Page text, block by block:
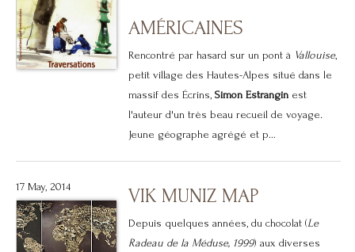
AMÉRICAINES
Rencontré par hasard sur un pont à Vallouise,
petit village des Hautes-Alpes situé dans le
massif des Écrins, Simon Estranginest
l'auteur d'un très beau recueil de voyage.
Jeune géographe agrégé et p...
17 May, 2014 VIK MUNIZ MAP
Depuis quelques années, du chocolat (Le
Radeau de la Méduse, 1999) aux diverses